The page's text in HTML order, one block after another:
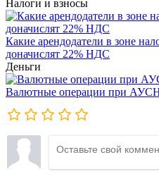
Налоги и взносы
Какие арендодатели в зоне
доначислят 22% НДС
Деньги
Валютные операции при